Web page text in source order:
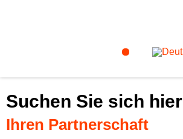
Suchen Sie sich hier
Ihren Partnerschaft